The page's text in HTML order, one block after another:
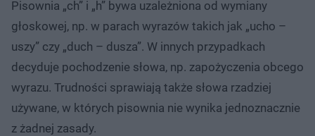
Pisownia „ch” i „h” bywa uzależniona od wymiany
głoskowej, np. w parach wyrazów takich jak „ucho –
uszy” czy „duch – dusza”. W innych przypadkach
decyduje pochodzenie słowa, np. zapożyczenia obcego
wyrazu. Trudności sprawiają także słowa rzadziej
używane, w których pisownia nie wynika jednoznacznie
z żadnej zasady.